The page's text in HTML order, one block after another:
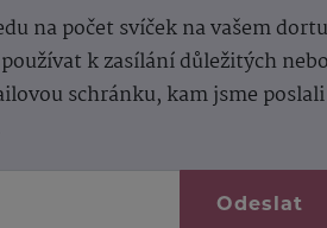
na počet svíček na vašem
k zasílání důležitých nebo
schránku, kam jsme poslali
Odeslat